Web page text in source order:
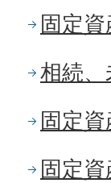
固定
相続
固定
固定